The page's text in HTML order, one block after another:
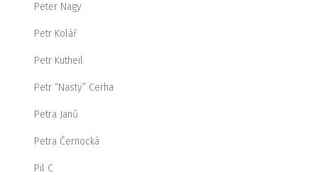
Peter Nagy
Petr Kolář
Petr Kutheil
Petr “Nasty” Cerha
Petra Janů
Petra Černocká
Pil C